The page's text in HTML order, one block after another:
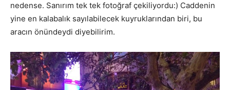
nedense. Sanırım tek tek fotoğraf çekiliyordu:) Caddenin
yine en kalabalık sayılabilecek kuyruklarından biri, bu
aracın önündeydi diyebilirim.